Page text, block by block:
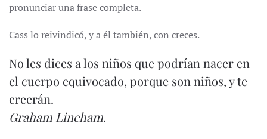
pronunciar una frase completa.
Cass lo reivindicó, y a él también, con creces.
No les dices a los niños que podrían nacer en
el cuerpo equivocado, porque son niños, y te
creerán.
Graham Lineham.